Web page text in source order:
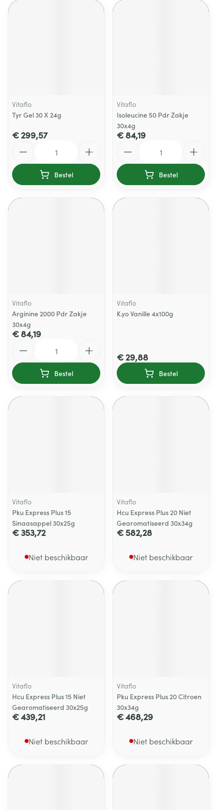
Vitaflo
Tyr Gel 30 X 24g
€ 299,57
Bestel
Vitaflo
Isoleucine 50 Pdr Zakje
30x4g
€ 84,19
Bestel
Vitaflo
Arginine 2000 Pdr Zakje
30x4g
€ 84,19
Bestel
Vitaflo
K.yo Vanille 4x100g
€ 29,88
Bestel
Vitaflo
Pku Express Plus 15
Sinaasappel 30x25g
€ 353,72
Niet beschikbaar
Vitaflo
Hcu Express Plus 20 Niet
Gearomatiseerd 30x34g
€ 582,28
Niet beschikbaar
Vitaflo
Hcu Express Plus 15 Niet
Gearomatiseerd 30x25g
€ 439,21
Niet beschikbaar
Vitaflo
Pku Express Plus 20 Citroen
30x34g
€ 468,29
Niet beschikbaar